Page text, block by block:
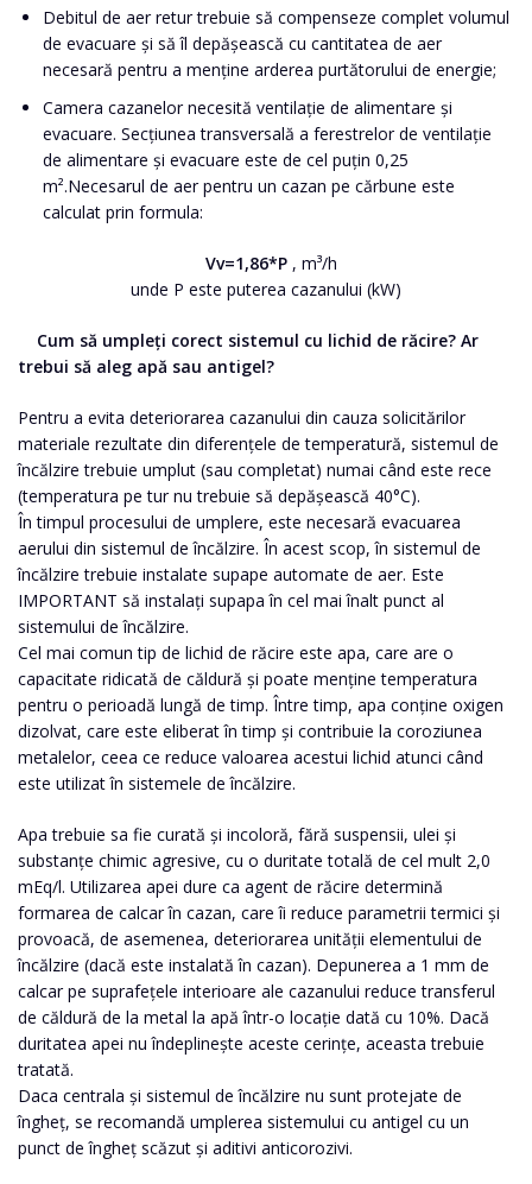
Debitul de aer retur trebuie să compenseze complet volumul
de evacuare și să îl depășească cu cantitatea de aer
necesară pentru a menține arderea purtătorului de energie;
Camera cazanelor necesită ventilație de alimentare și
evacuare. Secțiunea transversală a ferestrelor de ventilație
de alimentare și evacuare este de cel puțin 0,25
m².Necesarul de aer pentru un cazan pe cărbune este
calculat prin formula:
Vv=1,86*P, m³/h
unde P este puterea cazanului (kW)
Cum să umpleți corect sistemul cu lichid de răcire? Ar
trebui să aleg apă sau antigel?
Pentru a evita deteriorarea cazanului din cauza solicitărilor
materiale rezultate din diferențele de temperatură, sistemul de
încălzire trebuie umplut (sau completat) numai când este rece
(temperatura pe tur nu trebuie să depășească 40°C).
În timpul procesului de umplere, este necesară evacuarea
aerului din sistemul de încălzire. În acest scop, în sistemul de
încălzire trebuie instalate supape automate de aer. Este
IMPORTANT să instalați supapa în cel mai înalt punct al
sistemului de încălzire.
Cel mai comun tip de lichid de răcire este apa, care are o
capacitate ridicată de căldură și poate menține temperatura
pentru o perioadă lungă de timp. Între timp, apa conține oxigen
dizolvat, care este eliberat în timp și contribuie la coroziunea
metalelor, ceea ce reduce valoarea acestui lichid atunci când
este utilizat în sistemele de încălzire.
Apa trebuie sa fie curată și incoloră, fără suspensii, ulei și
substanțe chimic agresive, cu o duritate totală de cel mult 2,0
mEq/l. Utilizarea apei dure ca agent de răcire determină
formarea de calcar în cazan, care îi reduce parametrii termici și
provoacă, de asemenea, deteriorarea unității elementului de
încălzire (dacă este instalată în cazan). Depunerea a 1 mm de
calcar pe suprafețele interioare ale cazanului reduce transferul
de căldură de la metal la apă într-o locație dată cu 10%. Dacă
duritatea apei nu îndeplinește aceste cerințe, aceasta trebuie
tratată.
Daca centrala și sistemul de încălzire nu sunt protejate de
îngheț, se recomandă umplerea sistemului cu antigel cu un
punct de îngheț scăzut și aditivi anticorozivi.